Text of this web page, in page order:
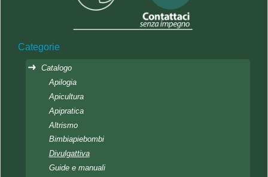
Categorie
Catalogo
Apilogia
Apicultura
Apipratica
Altrismo
Bimbiapiebombi
Divulgattiva
Guide e manuali